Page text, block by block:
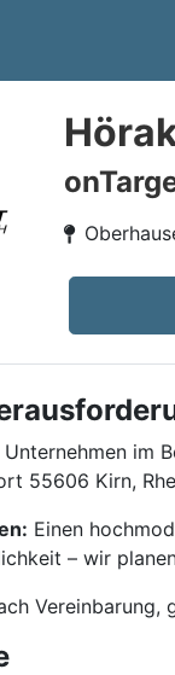
im
55606 Kirn,
Einen
– wir
Vereinbarung,